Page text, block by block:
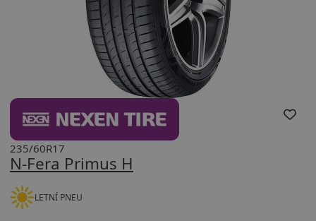
N-Fera Primus H
235/60R17
LETNÍ PNEU